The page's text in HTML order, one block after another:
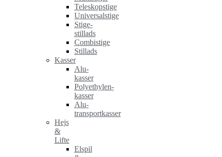
Teleskopstige
Universalstige
Stige-
stillads
Combistige
Stillads
Kasser
Alu-
kasser
Polyethylen-
kasser
Alu-
transportkasser
Hejs
&
Lifte
Elspil